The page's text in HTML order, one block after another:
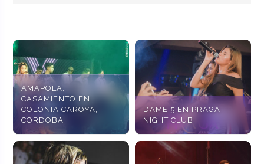
AMAPOLA,
CASAMIENTO EN
COLONIA CAROYA,
CÓRDOBA
DAME 5 EN PRAGA
NIGHT CLUB